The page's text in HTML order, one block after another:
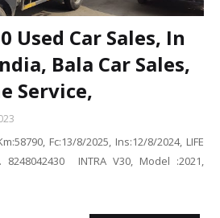
Used Car Sales, In
Bala Car Sales,
Service,
Fc:13/8/2025, Ins:12/8/2024, LIFE
8248042430 INTRA V30, Model :2021,